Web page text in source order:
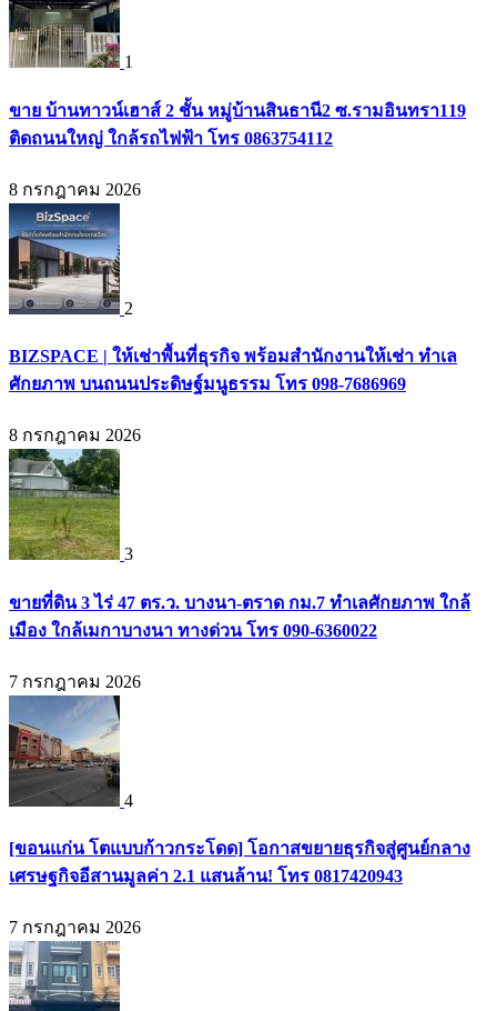
1
ขาย บ้านทาวน์เฮาส์ 2 ชั้น หมู่บ้านสินธานี2 ซ.รามอินทรา119
ติดถนนใหญ่ ใกล้รถไฟฟ้า โทร 0863754112
8 กรกฎาคม 2026
2
BIZSPACE | ให้เช่าพื้นที่ธุรกิจ พร้อมสำนักงานให้เช่า ทำเล
ศักยภาพ บนถนนประดิษฐ์มนูธรรม โทร 098-7686969
8 กรกฎาคม 2026
3
ขายที่ดิน 3 ไร่ 47 ตร.ว. บางนา-ตราด กม.7 ทำเลศักยภาพ ใกล้
เมือง ใกล้เมกาบางนา ทางด่วน โทร 090-6360022
7 กรกฎาคม 2026
4
[ขอนแก่น โตแบบก้าวกระโดด] โอกาสขยายธุรกิจสู่ศูนย์กลาง
เศรษฐกิจอีสานมูลค่า 2.1 แสนล้าน! โทร 0817420943
7 กรกฎาคม 2026